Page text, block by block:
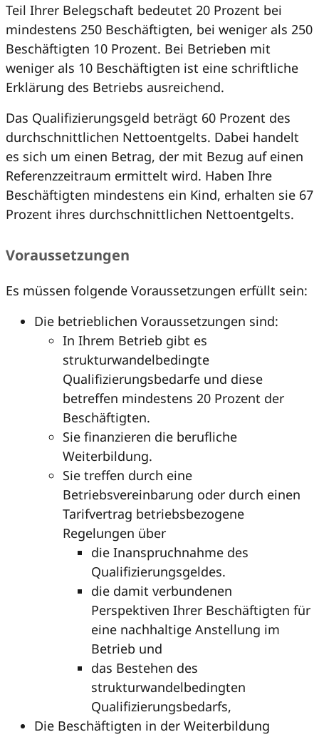
Teil Ihrer Belegschaft bedeutet 20 Prozent bei
mindestens 250 Beschäftigten, bei weniger als 250
Beschäftigten 10 Prozent. Bei Betrieben mit
weniger als 10 Beschäftigten ist eine schriftliche
Erklärung des Betriebs ausreichend.
Das Qualifizierungsgeld beträgt 60 Prozent des
durchschnittlichen Nettoentgelts. Dabei handelt
es sich um einen Betrag, der mit Bezug auf einen
Referenzzeitraum ermittelt wird. Haben Ihre
Beschäftigten mindestens ein Kind, erhalten sie 67
Prozent ihres durchschnittlichen Nettoentgelts.
Voraussetzungen
Es müssen folgende Voraussetzungen erfüllt sein:
Die betrieblichen Voraussetzungen sind:
In Ihrem Betrieb gibt es
strukturwandelbedingte
Qualifizierungsbedarfe und diese
betreffen mindestens 20 Prozent der
Beschäftigten.
Sie finanzieren die berufliche
Weiterbildung.
Sie treffen durch eine
Betriebsvereinbarung oder durch einen
Tarifvertrag betriebsbezogene
Regelungen über
die Inanspruchnahme des
Qualifizierungsgeldes.
die damit verbundenen
Perspektiven Ihrer Beschäftigten für
eine nachhaltige Anstellung im
Betrieb und
das Bestehen des
strukturwandelbedingten
Qualifizierungsbedarfs,
Die Beschäftigten in der Weiterbildung